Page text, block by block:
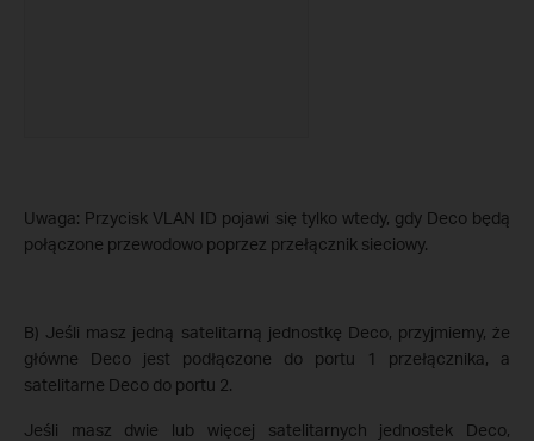
Uwaga: Przycisk VLAN ID pojawi się tylko wtedy, gdy Deco będą
połączone przewodowo poprzez przełącznik sieciowy.
B) Jeśli masz jedną satelitarną jednostkę Deco, przyjmiemy, że
główne Deco jest podłączone do portu 1 przełącznika, a
satelitarne Deco do portu 2.
Jeśli masz dwie lub więcej satelitarnych jednostek Deco,